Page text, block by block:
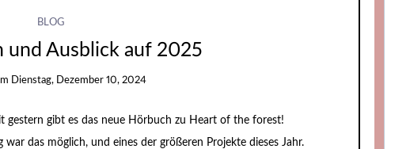
BLOG
und Ausblick auf 2025
Dienstag, Dezember 10, 2024
gestern gibt es das neue Hörbuch zu Heart of the forest!
das möglich, und eines der größeren Projekte dieses Jahr.